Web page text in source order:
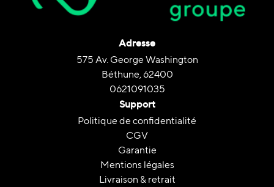
Adresse
575 Av. George Washington
Béthune, 62400
0621091035
Support
Politique de confidentialité
CGV
Garantie
Mentions légales
Livraison & retrait